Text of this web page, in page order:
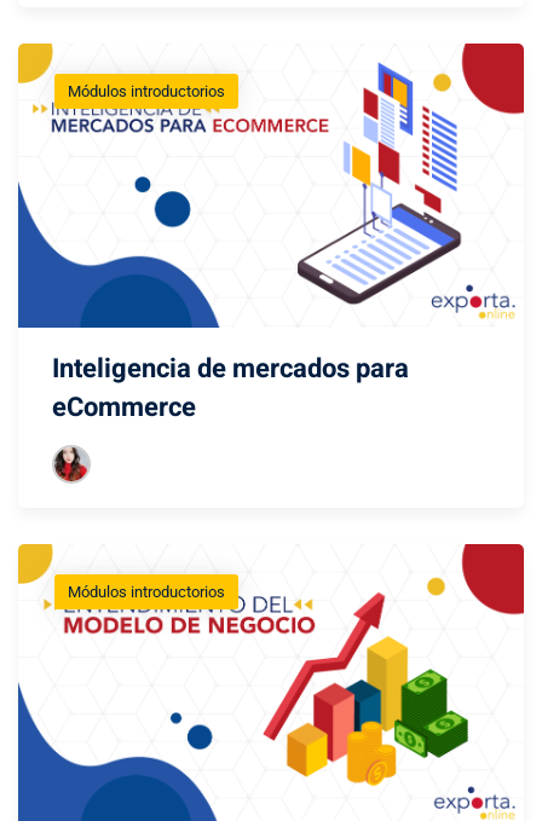
Módulos introductorios
Inteligencia de mercados para
eCommerce
Módulos introductorios